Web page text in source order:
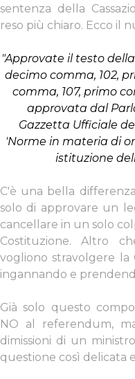
sentenza della
reso più chiaro. Ecco il
"Approvate il testo
decimo comma, 102,
comma, 107, primo
approvata dal
Gazzetta Ufficiale
'Norme in materia di
istituzione
C'è una bella
solo di approvare un
cancellare in un solo
Costituzione. Altro
vogliono stravolgere la
ingannando e
Già solo questo
NO al referendum,
dimissioni di un
questione così delicata